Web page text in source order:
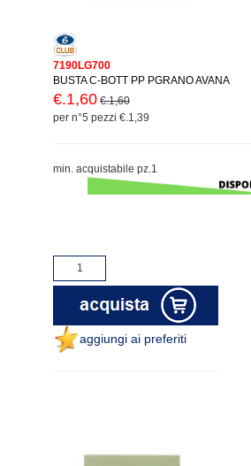
7190LG700
BUSTA C-BOTT PP PGRANO AVANA
€.1,60 €.1,60
per n°5 pezzi €.1,39
min. acquistabile pz.1
aggiungi ai preferiti